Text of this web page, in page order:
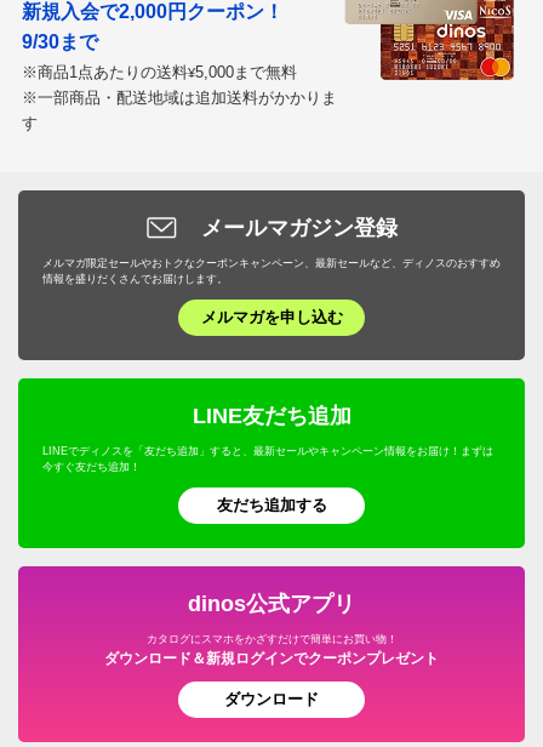
新規入会で2,000円クーポン！
9/30まで
※商品1点あたりの送料¥5,000まで無料
※一部商品・配送地域は追加送料がかかりま
す
メールマガジン登録
メルマガ限定セールやおトクなクーポンキャンペーン、最新セールなど、ディノスのおすすめ
情報を盛りだくさんでお届けします。
メルマガを申し込む
LINE友だち追加
LINEでディノスを「友だち追加」すると、最新セールやキャンペーン情報をお届け！まずは
今すぐ友だち追加！
友だち追加する
dinos公式アプリ
カタログにスマホをかざすだけで簡単にお買い物！
ダウンロード＆新規ログインでクーポンプレゼント
ダウンロード